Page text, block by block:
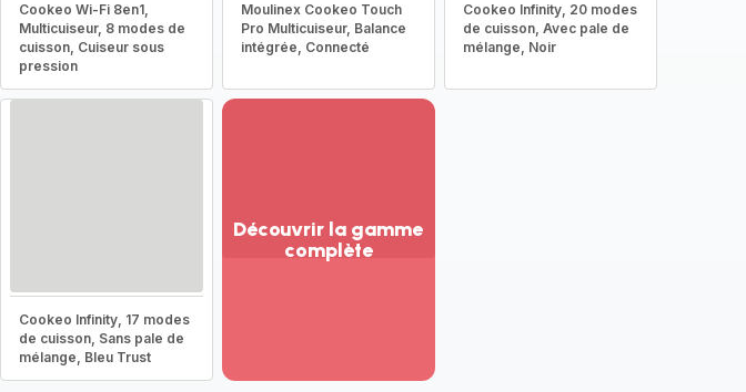
Cookeo Wi-Fi 8en1,
Multicuiseur, 8 modes de
cuisson, Cuiseur sous
pression
Moulinex Cookeo Touch
Pro Multicuiseur, Balance
intégrée, Connecté
Cookeo Infinity, 20 modes
de cuisson, Avec pale de
mélange, Noir
Cookeo Infinity, 17 modes
de cuisson, Sans pale de
mélange, Bleu Trust
Découvrir la gamme
complète
gamme